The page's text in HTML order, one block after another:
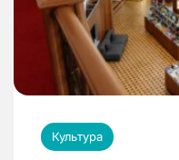
Культура